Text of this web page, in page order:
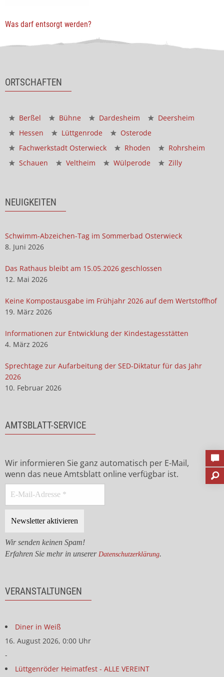
Was darf entsorgt werden?
ORTSCHAFTEN
Berßel Bühne Dardesheim
Deersheim
Hessen
Lüttgenrode
Osterode
Fachwerkstadt Osterwieck
Rhoden
Rohrsheim
Schauen
Veltheim Wülperode Zilly
NEUIGKEITEN
Schwimm-Abzeichen-Tag im Sommerbad Osterwieck
8. Juni 2026
Das Rathaus bleibt am 15.05.2026 geschlossen
12. Mai 2026
Keine Kompostausgabe im Frühjahr 2026 auf dem Wertstoffhof
19. März 2026
Informationen zur Entwicklung der Kindestagesstätten
4. März 2026
Sprechtage zur Aufarbeitung der SED-Diktatur für das Jahr
2026
10. Februar 2026
AMTSBLATT-SERVICE
Wir informieren Sie ganz automatisch per E-Mail,
wenn das neue Amtsblatt online verfügbar ist.
Wir senden keinen Spam!
Erfahren Sie mehr in unserer Datenschutzerklärung.
VERANSTALTUNGEN
Diner in Weiß
16. August 2026, 0:00 Uhr
-
Lüttgenröder Heimatfest - ALLE VEREINT